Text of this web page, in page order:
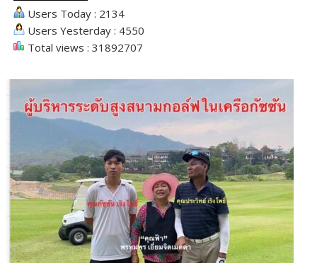
Users Today : 2134
Users Yesterday : 4550
Total views : 31892707